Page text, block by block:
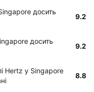
досить
9.2
досить
9.2
Hertz у Singapore
8.8